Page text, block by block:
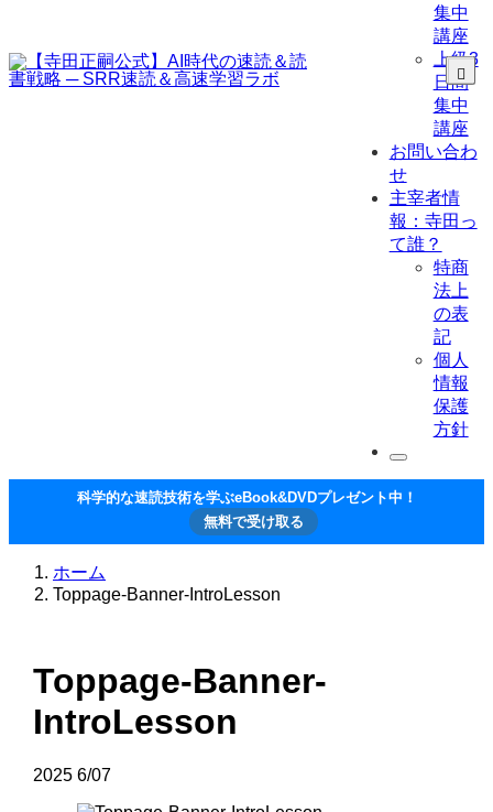
集中
講座
上級3
日間
集中
講座
お問い合わ
せ
主宰者情
報：寺田っ
て誰？
特商
法上
の表
記
個人
情報
保護
方針
科学的な速読技術を学ぶeBook&DVDプレゼント中！
無料で受け取る
ホーム
Toppage-Banner-IntroLesson
Toppage-Banner-
IntroLesson
2025 6/07